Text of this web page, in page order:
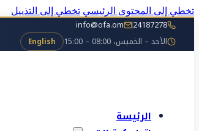
تخطي إلى المحتوى الرئيسي تخطي إلى التذييل
24187278
info@ofa.om
الأحد – الخميس، 08:00 – 15:00
English
الرئيسة